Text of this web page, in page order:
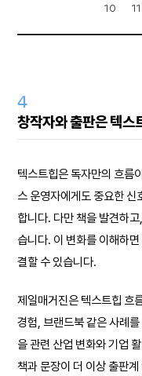
10
11
4
창작자와 출판은 텍스
텍스트힙은 독자만의 흐름
스 운영자에게도 중요한 신
합니다. 다만 책을 발견하
습니다. 이 변화를 이해하
결할 수 있습니다.
제일매거진은 텍스트힙 흐
경험, 브랜드북 같은 사례
을 관련 산업 변화와 기업
책과 문장이 더 이상 출판